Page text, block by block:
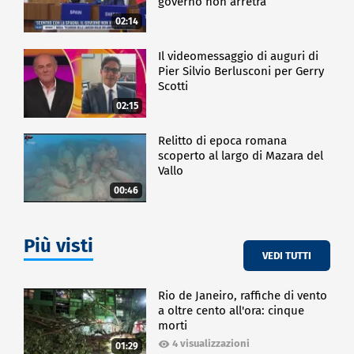
aver scoperto uno dei principali arsenali di armi di
Hamas nella Striscia di Gaza, "nei pressi di una
Croce Rossa di agire con urgenza. "Questo è un
appello urgente all'azione, la comunità
internazionale deve agire. La Croce Rossa deve avere
accesso agli ostaggi che sono nelle mani di Hamas"
ha dichiarato Daniel Hagari, portavoce dell'esercito
israeliano.
ESTERI
02:14
02:15
Il videomessaggio di auguri di
Pier Silvio Berlusconi per Gerry
Scotti
00:46
Relitto di epoca romana
scoperto al largo di Mazara del
Vallo
Più visti VEDI TUTTI
01:29
Rio de Janeiro, raffiche di vento
a oltre cento all'ora: cinque
morti
4 visualizzazioni